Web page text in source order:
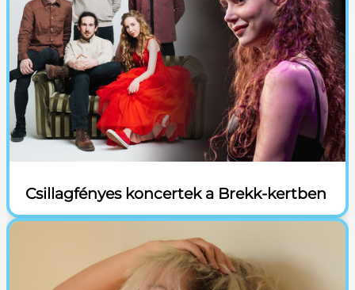
Csillagfényes koncertek a Brekk-kertben